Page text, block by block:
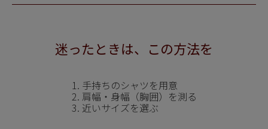
迷ったときは、この方法を
1. 手持ちのシャツを用意
2. 肩幅・身幅（胸囲）を測る
3. 近いサイズを選ぶ